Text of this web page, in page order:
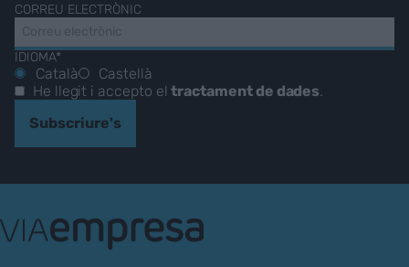
CORREU ELECTRÒNIC
IDIOMA*
Català
Castellà
He llegit i accepto eltractament de dades
Subscriure's